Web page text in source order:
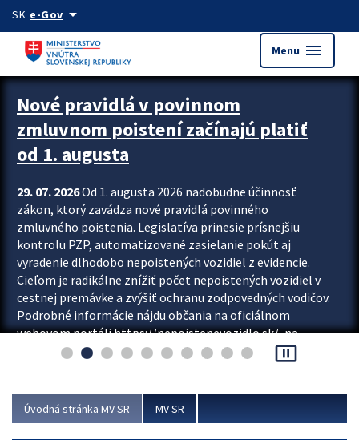
Preskocit na hlavný obsah
SK e-Govarrow_drop_down
Menu menu
Zastavit automatický posun upútavok
Nové pravidlá v povinnom
zmluvnom poistení začínajú platiť
od 1. augusta
29. 07. 2026Od 1. augusta 2026 nadobudne účinnosť
zákon, ktorý zavádza nové pravidlá povinného
zmluvného poistenia. Legislatíva prinesie prísnejšiu
kontrolu PZP, automatizované zasielanie pokút aj
vyradenie dlhodobo nepoistených vozidiel z evidencie.
Cieľom je radikálne znížiť počet nepoistených vozidiel v
cestnej premávke a zvýšiť ochranu zodpovedných vodičov.
Podrobné informácie nájdu občania na oficiálnom
webovom portáli https://nepoistenevozidlo.sk/, na
ktorom od augusta pribudne aj možnosť overiť si...
pause_presentation
Úvodná stránka MV SR MV SR